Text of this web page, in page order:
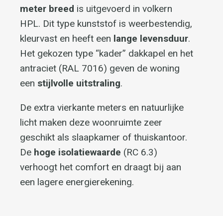
meter breed
lange levensduur
stijlvolle uitstraling
hoge isolatiewaarde